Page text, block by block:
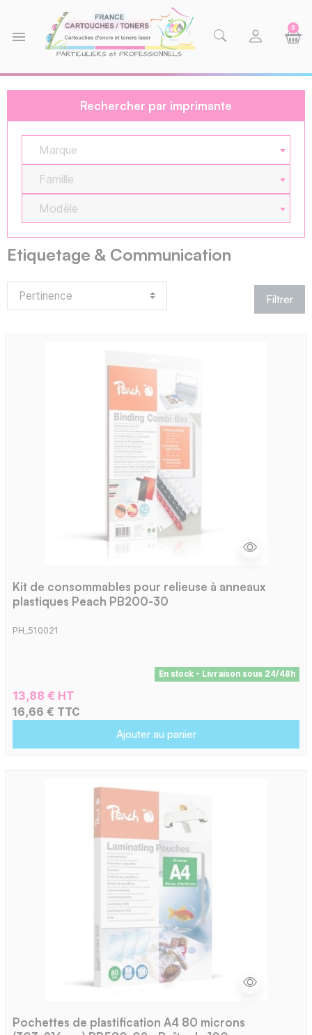
menu
0
Rechercher par imprimante
Marque
Famille
Modèle
Etiquetage & Communication
Filtrer
Kit de consommables pour relieuse à anneaux
plastiques Peach PB200-30
PH_510021
En stock - Livraison sous 24/48h
13,88 € HT
16,66 € TTC
Ajouter au panier
Pochettes de plastification A4 80 microns